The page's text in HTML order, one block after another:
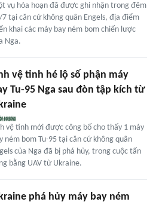
vụ hỏa hoạn đã được ghi nhận trong đêm
7 tại căn cứ không quân Engels, địa điểm
khai các máy bay ném bom chiến lược
Nga.
vệ tinh hé lộ số phận máy
Tu-95 Nga sau đòn tập kích từ
vệ tinh mới được công bố cho thấy 1 máy
ném bom Tu-95 tại căn cứ không quân
của Nga đã bị phá hủy, trong cuộc tấn
bằng UAV từ Ukraine.
phá hủy máy bay ném